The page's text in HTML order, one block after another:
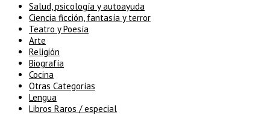
Salud, psicología y autoayuda
Ciencia ficción, fantasía y terror
Teatro y Poesía
Arte
Religión
Biografía
Cocina
Otras Categorías
Lengua
Libros Raros / especial